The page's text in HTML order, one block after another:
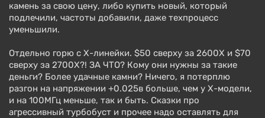
камень за свою цену, либо купить новый, который
подлечили, частоты добавили, даже техпроцесс
уменьшили.
Отдельно горю с Х-линейки. $50 сверху за 2600Х и $70
сверху за 2700Х?! ЗА ЧТО? Кому они нужны за такие
деньги? Более удачные камни? Ничего, я потерплю
разгон на напряжении +0.025в больше, чем у Х-модели,
и на 100МГц меньше, так и быть. Сказки про
агрессивный турбобуст и прочее надо оставлять для